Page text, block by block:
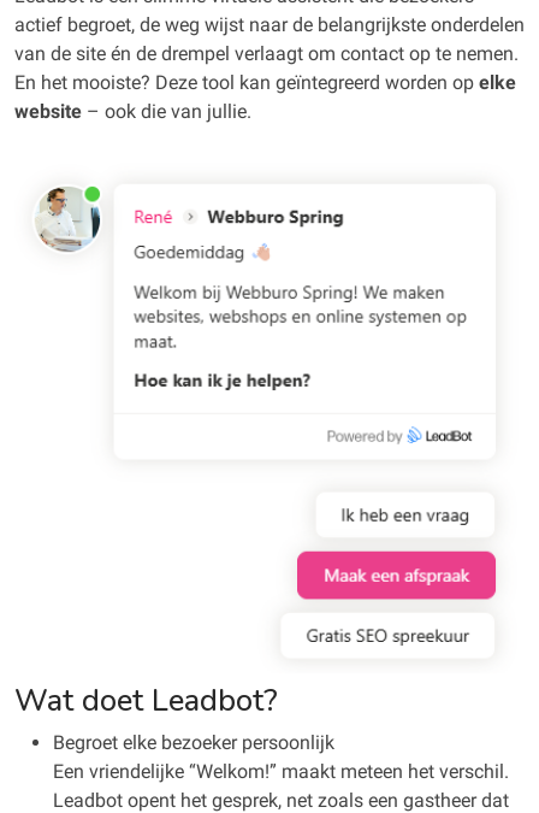
actief begroet, de weg wijst naar de belangrijkste onderdelen
van de site én de drempel verlaagt om contact op te nemen.
En het mooiste? Deze tool kan geïntegreerd worden op elke
website – ook die van jullie.
Wat doet Leadbot?
Begroet elke bezoeker persoonlijk
Een vriendelijke “Welkom!” maakt meteen het verschil.
Leadbot opent het gesprek, net zoals een gastheer dat